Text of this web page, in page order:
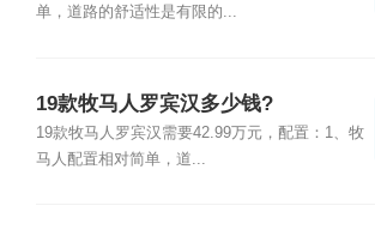
单，道路的舒适性是有限的...
19款牧马人罗宾汉多少钱?
19款牧马人罗宾汉需要42.99万元，配置：1、牧
马人配置相对简单，道...